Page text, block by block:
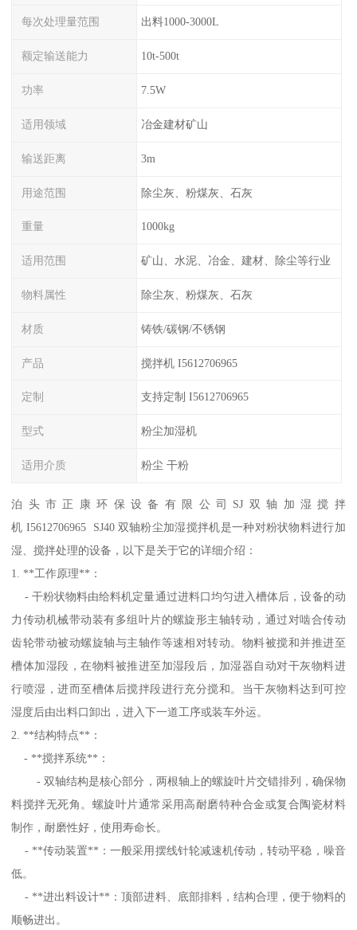
每次处理量范围 出料1000-3000L
额定输送能力 10t-500t
功率 7.5W
适用领域 冶金建材矿山
输送距离 3m
用途范围 除尘灰、粉煤灰、石灰
重量 1000kg
适用范围 矿山、水泥、冶金、建材、除尘等行业
物料属性 除尘灰、粉煤灰、石灰
材质 铸铁/碳钢/不锈钢
产品 搅拌机 I5612706965
定制 支持定制 I5612706965
型式 粉尘加湿机
适用介质 粉尘 干粉
泊头市正康环保设备有限公司SJ双轴加湿搅拌
机 I5612706965 SJ40 双轴粉尘加湿搅拌机是一种对粉状物料进行加
湿、搅拌处理的设备，以下是关于它的详细介绍：
1. **工作原理**：
- 干粉状物料由给料机定量通过进料口均匀进入槽体后，设备的动
力传动机械带动装有多组叶片的螺旋形主轴转动，通过对啮合传动
齿轮带动被动螺旋轴与主轴作等速相对转动。物料被搅和并推进至
槽体加湿段，在物料被推进至加湿段后，加湿器自动对干灰物料进
行喷湿，进而至槽体后搅拌段进行充分搅和。当干灰物料达到可控
湿度后由出料口卸出，进入下一道工序或装车外运。
2. **结构特点**：
- **搅拌系统**：
- 双轴结构是核心部分，两根轴上的螺旋叶片交错排列，确保物
料搅拌无死角。螺旋叶片通常采用高耐磨特种合金或复合陶瓷材料
制作，耐磨性好，使用寿命长。
- **传动装置**：一般采用摆线针轮减速机传动，转动平稳，噪音
低。
- **进出料设计**：顶部进料、底部排料，结构合理，便于物料的
顺畅进出。